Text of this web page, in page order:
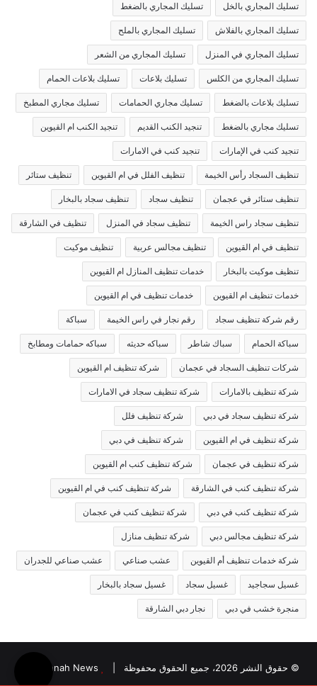
تسليك المجاري بالخل تسليك المجاري بالضغط
تسليك المجاري بالفلاش تسليك المجاري بالملح
تسليك المجاري في المنزل تسليك المجاري من الشعر
تسليك المجاري من الكلس تسليك بلاعات تسليك بلاعات الحمام
تسليك بلاعات بالضغط تسليك مجاري الحمامات تسليك مجاري المطبخ
تسليك مجاري بالضغط تنجيد الكنب القديم تنجيد الكنب ام القيوين
تنجيد كنب في الإمارات تنجيد كنب في الامارات
تنظيف السجاد رأس الخيمة تنظيف الفلل في ام القيوين تنظيف ستائر
تنظيف ستائر في عجمان تنظيف سجاد تنظيف سجاد بالبخار
تنظيف سجاد راس الخيمة تنظيف سجاد في المنزل تنظيف في الشارقة
تنظيف في ام القيوين تنظيف مجالس عربية تنظيف موكيت
تنظيف موكيت بالبخار خدمات تنظيف المنازل ام القيوين
خدمات تنظيف ام القيوين خدمات تنظيف في ام القيوين
رقم شركة تنظيف سجاد رقم نجار في راس الخيمة سباكة
سباكة الحمام سباك شاطر سباكه حديثه سباكه حمامات ومطابخ
شركات تنظيف السجاد في عجمان شركة تنظيف ام القيوين
شركة تنظيف بالامارات شركة تنظيف سجاد في الامارات
شركة تنظيف سجاد في دبي شركة تنظيف فلل
شركة تنظيف في ام القيوين شركة تنظيف في دبي
شركة تنظيف في عجمان شركة تنظيف كنب ام القيوين
شركة تنظيف كنب في الشارقة شركة تنظيف كنب في ام القيوين
شركة تنظيف كنب في دبي شركة تنظيف كنب في عجمان
شركة تنظيف مجالس دبي شركة تنظيف منازل
شركة خدمات تنظيف أم القيوين عشب صناعي عشب صناعي للجدران
غسيل سجاجيد غسيل سجاد غسيل سجاد بالبخار
منجرة خشب في دبي نجار دبي الشارقة
© حقوق النشر 2026، جميع الحقوق محفوظة |